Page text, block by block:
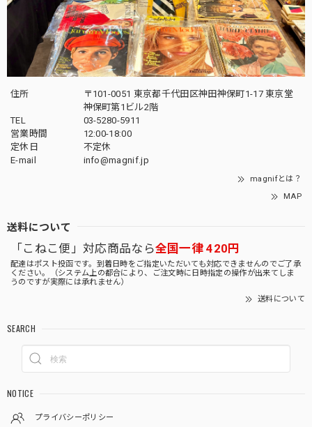
住所
〒101-0051 東京都千代田区神田神保町1-17 東京堂
神保町第1ビル2階
TEL
03-5280-5911
営業時間
12:00-18:00
定休日
不定休
E-mail
info@magnif.jp
magnifとは？
MAP
送料について
「こねこ便」対応商品なら全国一律 420円
配達はポスト投函です。到着日時をご指定いただいても対応できませんのでご了承
ください。（システム上の都合により、ご注文時に日時指定の操作が出来てしま
うのですが実際には承れません）
送料について
SEARCH
NOTICE
プライバシーポリシー